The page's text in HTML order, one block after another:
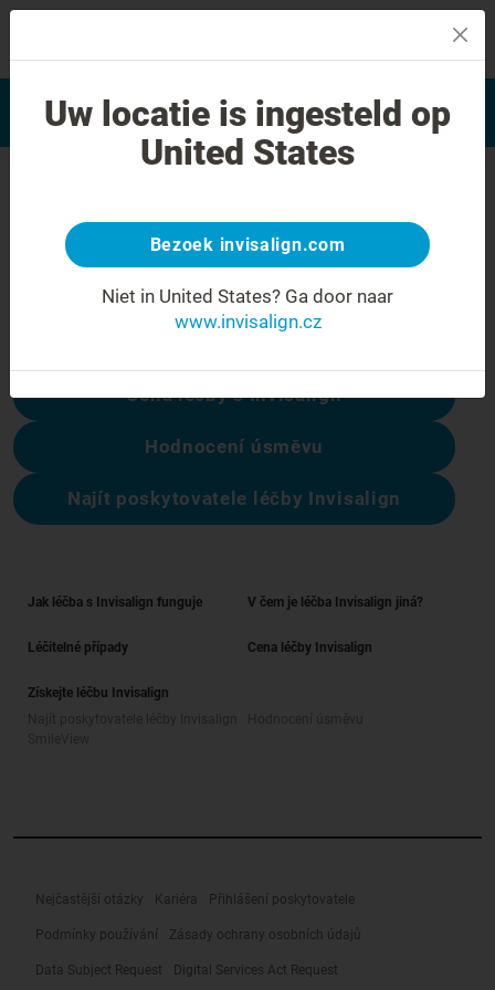
Hodnocení úsměvu
Najít poskytovatele léčby
Invisalign
Chyba 404
Přestaňte se mračit
Tato stránka není k dispozici, ale ostatní
Cena léčby s Invisalign
Hodnocení úsměvu
Najít poskytovatele léčby Invisalign
Jak léčba s Invisalign funguje V čem je léčba Invisalign jiná?
Léčitelné případy Cena léčby Invisalign
Získejte léčbu Invisalign
Nejčastější otázky Kariéra Přihlášení poskytovatele
Podmínky používání Zásady ochrany osobních údajů
Data Subject Request Digital Services Act Request
Uw locatie is ingesteld op
United States
Bezoek invisalign.com
Niet in United States? Ga door naar
www.invisalign.cz